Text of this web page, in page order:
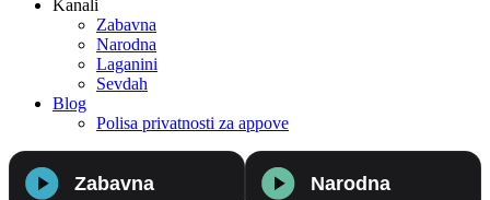
Kanali
Zabavna
Narodna
Laganini
Sevdah
Blog
Polisa privatnosti za appove